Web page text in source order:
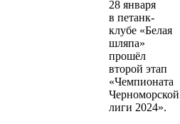
28 января
в петанк-
клубе «Белая
шляпа»
прошёл
второй этап
«Чемпионата
Черноморской
лиги 2024».